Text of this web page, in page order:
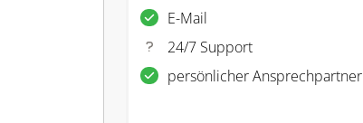
E-Mail
24/7 Support
persönlicher Ansprechpartner